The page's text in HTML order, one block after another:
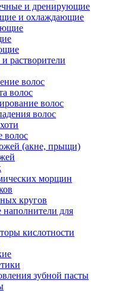
и дренирующие
и охлаждающие
растворители
волос
волос
волос
волос
волос
(акне, прыщи)
морщин
кругов
для
кислотности
зубной пасты